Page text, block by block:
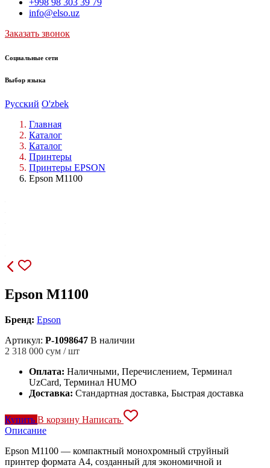
info@elso.uz
Заказать звонок
Социальные сети
Выбор языка
Русский O'zbek
Главная
Каталог
Каталог
Принтеры
Принтеры EPSON
Epson M1100
Epson M1100
Бренд: Epson
Артикул: P-1098647 В наличии
2 318 000 сум / шт
Оплата: Наличными, Перечислением, Терминал
UzCard, Терминал HUMO
Доставка: Стандартная доставка, Быстрая доставка
Купить В корзину Написать
Описание
Epson M1100 — компактный монохромный струйный
принтер формата A4, созданный для экономичной и